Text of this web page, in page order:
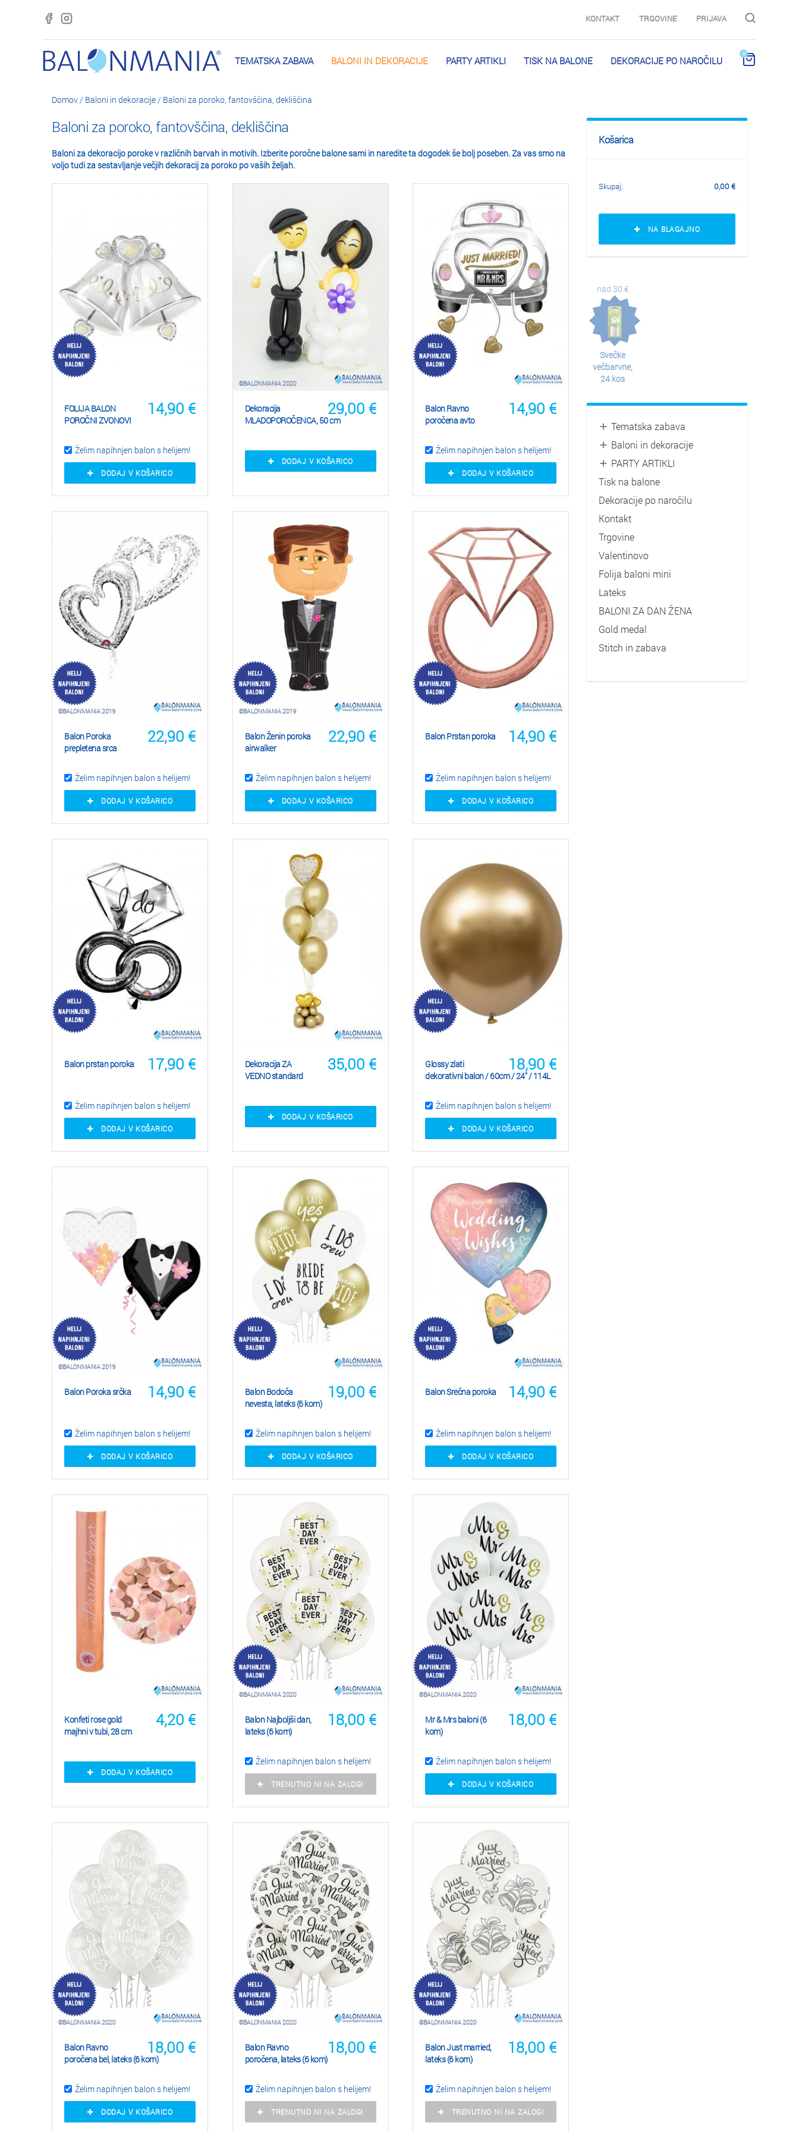
KONTAKT TRGOVINE PRIJAVA
TEMATSKA ZABAVA BALONI IN DEKORACIJE PARTY ARTIKLI TISK NA BALONE DEKORACIJE PO NAROČILU
0
Domov/ Baloni in dekoracije/ Baloni za poroko, fantovščina, dekliščina
Baloni za poroko, fantovščina, dekliščina
Baloni za dekoracijo poroke v različnih barvah in motivih. Izberite poročne balone sami in naredite ta dogodek še bolj poseben. Za vas smo na
voljo tudi za sestavljanje večjih dekoracij za poroko po vaših željah.
14,90 €
FOLIJA BALON
POROČNI ZVONOVI
Želim napihnjen balon s helijem!
DODAJ V KOŠARICO
29,00 €
Dekoracija
MLADOPOROČENCA, 50 cm
DODAJ V KOŠARICO
14,90 €
Balon Ravno
poročena avto
Želim napihnjen balon s helijem!
DODAJ V KOŠARICO
22,90 €
Balon Poroka
prepletena srca
Želim napihnjen balon s helijem!
DODAJ V KOŠARICO
22,90 €
Balon Ženin poroka
airwalker
Želim napihnjen balon s helijem!
DODAJ V KOŠARICO
14,90 €
Balon Prstan poroka
Želim napihnjen balon s helijem!
DODAJ V KOŠARICO
17,90 €
Balon prstan poroka
Želim napihnjen balon s helijem!
DODAJ V KOŠARICO
35,00 €
Dekoracija ZA
VEDNO standard
DODAJ V KOŠARICO
18,90 €
Glossy zlati
dekorativni balon / 60cm / 24" / 114L
Želim napihnjen balon s helijem!
DODAJ V KOŠARICO
14,90 €
Balon Poroka srčka
Želim napihnjen balon s helijem!
DODAJ V KOŠARICO
19,00 €
Balon Bodoča
nevesta, lateks (6 kom)
Želim napihnjen balon s helijem!
DODAJ V KOŠARICO
14,90 €
Balon Srečna poroka
Želim napihnjen balon s helijem!
DODAJ V KOŠARICO
4,20 €
Konfeti rose gold
majhni v tubi, 28 cm
DODAJ V KOŠARICO
18,00 €
Balon Najboljši dan,
lateks (6 kom)
Želim napihnjen balon s helijem!
TRENUTNO NI NA ZALOGI
18,00 €
Mr & Mrs baloni (6
kom)
Želim napihnjen balon s helijem!
DODAJ V KOŠARICO
18,00 €
Balon Ravno
poročena bel, lateks (6 kom)
Želim napihnjen balon s helijem!
DODAJ V KOŠARICO
18,00 €
Balon Ravno
poročena, lateks (6 kom)
Želim napihnjen balon s helijem!
TRENUTNO NI NA ZALOGI
18,00 €
Balon Just married,
lateks (6 kom)
Želim napihnjen balon s helijem!
TRENUTNO NI NA ZALOGI
Košarica
Skupaj: 0,00€
NA BLAGAJNO
nad 30 €
Svečke
večbarvne,
24 kos
Tematska zabava
Baloni in dekoracije
PARTY ARTIKLI
Tisk na balone
Dekoracije po naročilu
Kontakt
Trgovine
Valentinovo
Folija baloni mini
Lateks
BALONI ZA DAN ŽENA
Gold medal
Stitch in zabava